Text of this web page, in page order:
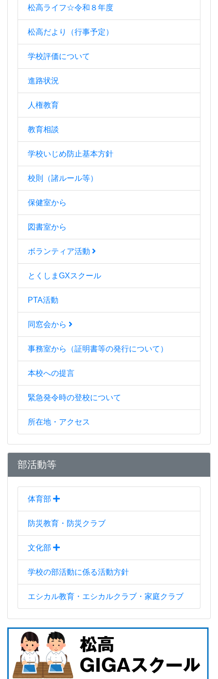
松高ライフ☆令和８年度
松高だより（行事予定）
学校評価について
進路状況
人権教育
教育相談
学校いじめ防止基本方針
校則（諸ルール等）
保健室から
図書室から
ボランティア活動
とくしまGXスクール
PTA活動
同窓会から
事務室から（証明書等の発行について）
本校への提言
緊急発令時の登校について
所在地・アクセス
部活動等
体育部
防災教育・防災クラブ
文化部
学校の部活動に係る活動方針
エシカル教育・エシカルクラブ・家庭クラブ